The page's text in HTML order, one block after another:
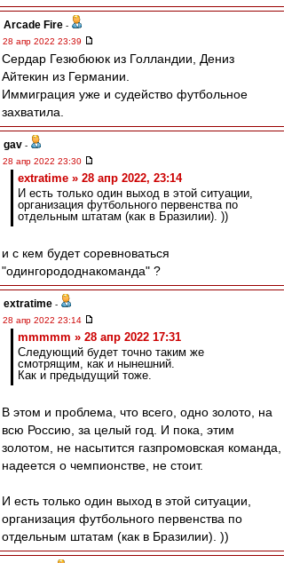
Arcade Fire -
28 апр 2022 23:39
Сердар Гезюбююк из Голландии, Дениз
Айтекин из Германии.
Иммиграция уже и судейство футбольное
захватила.
gav -
28 апр 2022 23:30
extratime » 28 апр 2022, 23:14
И есть только один выход в этой ситуации,
организация футбольного первенства по
отдельным штатам (как в Бразилии). ))
и с кем будет соревноваться
"одингорододнакоманда" ?
extratime -
28 апр 2022 23:14
mmmmm » 28 апр 2022 17:31
Следующий будет точно таким же
смотрящим, как и нынешний.
Как и предыдущий тоже.
В этом и проблема, что всего, одно золото, на
всю Россию, за целый год. И пока, этим
золотом, не насытится газпромовская команда,
надеется о чемпионстве, не стоит.
И есть только один выход в этой ситуации,
организация футбольного первенства по
отдельным штатам (как в Бразилии). ))